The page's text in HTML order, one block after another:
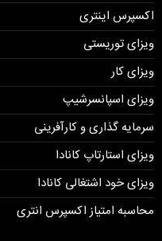
اکسپرس اینتری
ویزای توریستی
ویزای کار
ویزای اسپانسرشیپ
سرمایه گذاری و کارآفرینی
ویزای استارتاپ کانادا
ویزای خود اشتغالی کانادا
محاسبه امتیاز اکسپرس انتری